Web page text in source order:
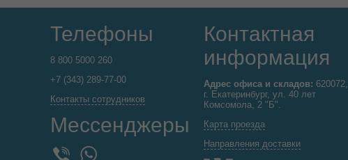
Телефоны
8 800 5000 260
+7 (343) 289-77-00
Контакты сотрудников
Мессенджеры
WhatsApp
Контактная
информация
Адрес офиса и складов: 620072,
г. Екатеринбург, ул. 40 лет
Комсомола, 2 "Б".
Карта проезда
Направления доставки